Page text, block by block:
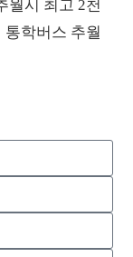
월시 최고 2천
학버스 추월